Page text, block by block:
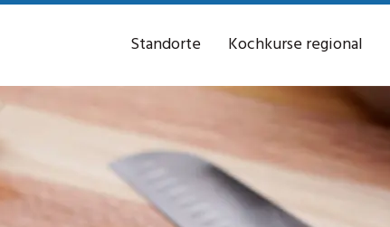
Standorte Kochkurse regional